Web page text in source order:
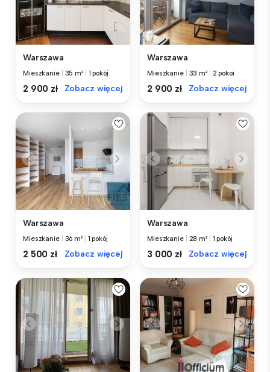
Warszawa
Mieszkanie 35 m² 1 pokój
2 900 zł Zobacz więcej
Warszawa
Mieszkanie 33 m² 2 pokoi
2 900 zł Zobacz więcej
Warszawa
Mieszkanie 36 m² 1 pokój
2 500 zł Zobacz więcej
Warszawa
Mieszkanie 28 m² 1 pokój
3 000 zł Zobacz więcej